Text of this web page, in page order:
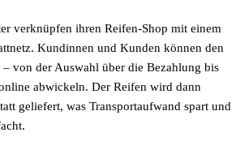
verknüpfen ihren Reifen-Shop mit einem
Kundinnen und Kunden können den
– von der Auswahl über die Bezahlung bis
abwickeln. Der Reifen wird dann
geliefert, was Transportaufwand spart und